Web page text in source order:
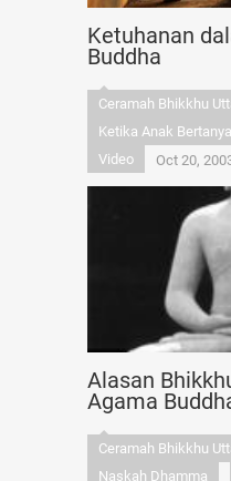
Ketuhanan
Buddha
Ceramah Bhikkhu
Ketika Anak Bertanya
Video
Oct 20,
Alasan
Agama
Ceramah Bhikkhu
Naskah Dhamma